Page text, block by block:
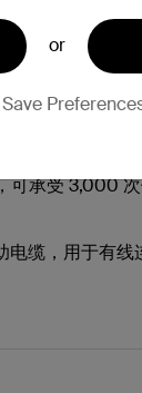
or
Save
质耳机
30 小时，不
护孩子的耳朵
可承受 3,000
电缆，用于有线